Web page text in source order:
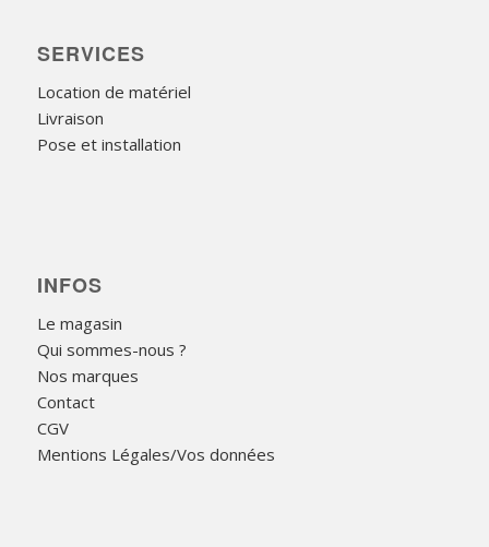
SERVICES
Location de matériel
Livraison
Pose et installation
INFOS
Le magasin
Qui sommes-nous ?
Nos marques
Contact
CGV
Mentions Légales/Vos données